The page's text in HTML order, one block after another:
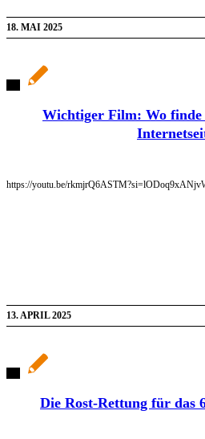
18. MAI 2025
Wichtiger Film: Wo finde
https://youtu.be/
13. APRIL 2025
Die Rost-Rettung für das